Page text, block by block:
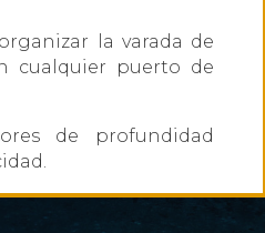
la varada de
cualquier puerto de
de profundidad